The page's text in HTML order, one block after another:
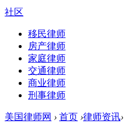
社区
移民律师
房产律师
家庭律师
交通律师
商业律师
刑事律师
美国律师网 › 首页 ›律师资讯›